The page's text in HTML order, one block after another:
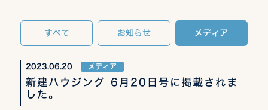
すべて お知らせ メディア
2023.06.20 メディア
新建ハウジング 6月20日号に掲載されま
した。